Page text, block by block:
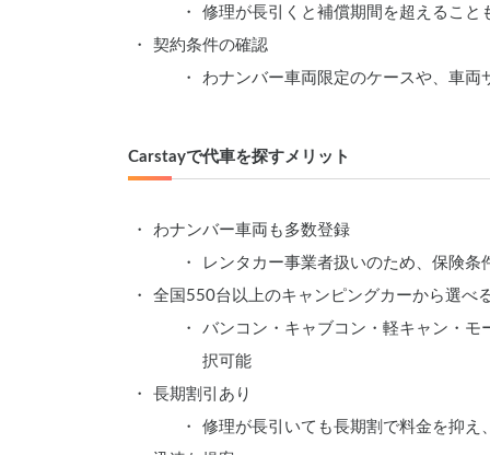
修理が長引くと補償期間を超えること
契約条件の確認
わナンバー車両限定のケースや、車両
Carstayで代車を探すメリット
わナンバー車両も多数登録
レンタカー事業者扱いのため、保険
全国550台以上のキャンピングカーから選べ
バンコン・キャブコン・軽キャン・
択可能
長期割引あり
修理が長引いても長期割で料金を抑え